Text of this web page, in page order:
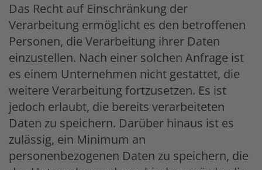
Das Recht auf Einschränkung der
Verarbeitung ermöglicht es den betroffenen
Personen, die Verarbeitung ihrer Daten
einzustellen. Nach einer solchen Anfrage ist
es einem Unternehmen nicht gestattet, die
weitere Verarbeitung fortzusetzen. Es ist
jedoch erlaubt, die bereits verarbeiteten
Daten zu speichern. Darüber hinaus ist es
zulässig, ein Minimum an
personenbezogenen Daten zu speichern, die